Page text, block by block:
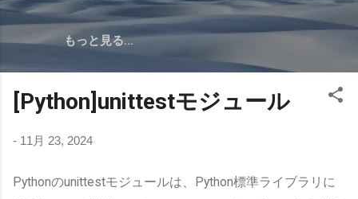
もっと見る…
[Python]unittestモジュール
- 11月 23, 2024
Pythonのunittestモジュールは、Python標準ライブラリに